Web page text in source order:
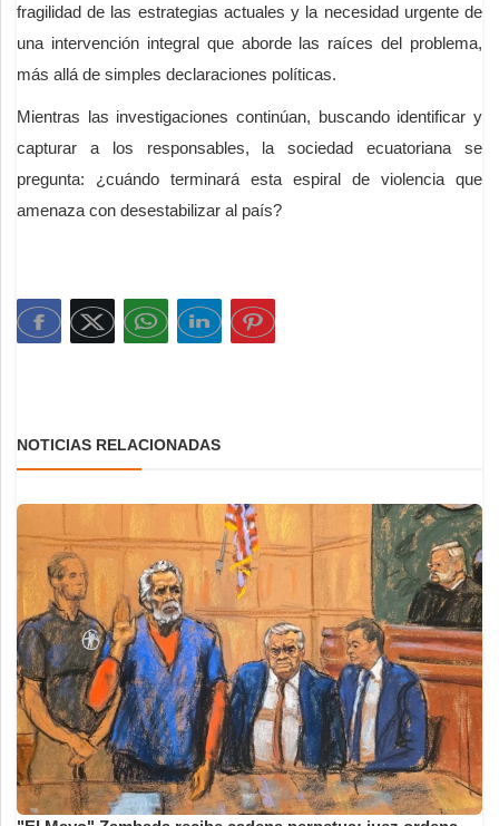
fragilidad de las estrategias actuales y la necesidad urgente de
una intervención integral que aborde las raíces del problema,
más allá de simples declaraciones políticas.
Mientras las investigaciones continúan, buscando identificar y
capturar a los responsables, la sociedad ecuatoriana se
pregunta: ¿cuándo terminará esta espiral de violencia que
amenaza con desestabilizar al país?
NOTICIAS RELACIONADAS